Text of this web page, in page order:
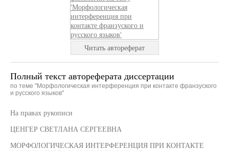
Читать автореферат
Полный текст автореферата диссертации
по теме "Морфологическая интерференция при контакте франзуского
и русского языков"
На правах рукописи
ЦЕНГЕР СВЕТЛАНА СЕРГЕЕВНА
МОРФОЛОГИЧЕСКАЯ ИНТЕРФЕРЕНЦИЯ ПРИ КОНТАКТЕ